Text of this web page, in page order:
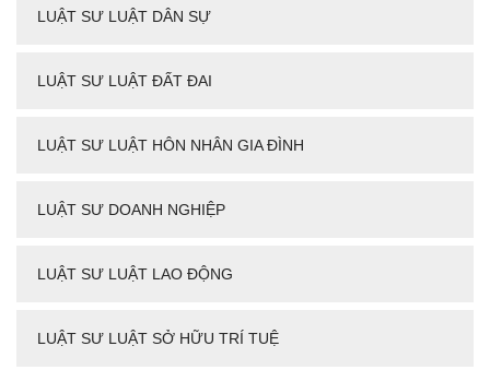
LUẬT SƯ LUẬT DÂN SỰ
LUẬT SƯ LUẬT ĐẤT ĐAI
LUẬT SƯ LUẬT HÔN NHÂN GIA ĐÌNH
LUẬT SƯ DOANH NGHIỆP
LUẬT SƯ LUẬT LAO ĐỘNG
LUẬT SƯ LUẬT SỞ HỮU TRÍ TUỆ